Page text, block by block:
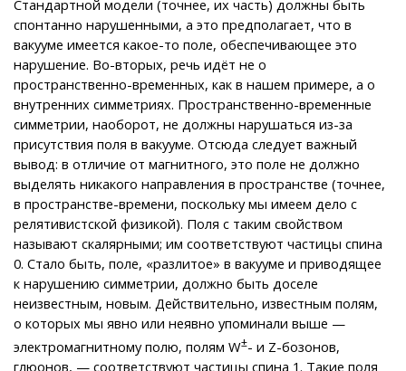
Стандартной модели (точнее, их часть) должны быть
спонтанно нарушенными, а это предполагает, что в
вакууме имеется какое-то поле, обеспечивающее это
нарушение. Во-вторых, речь идёт не о
пространственно-временных, как в нашем примере, а о
внутренних симметриях. Пространственно-временные
симметрии, наоборот, не должны нарушаться из-за
присутствия поля в вакууме. Отсюда следует важный
вывод: в отличие от магнитного, это поле не должно
выделять никакого направления в пространстве (точнее,
в пространстве-времени, поскольку мы имеем дело с
релятивистской физикой). Поля с таким свойством
называют скалярными; им соответствуют частицы спина
0. Стало быть, поле, «разлитое» в вакууме и приводящее
к нарушению симметрии, должно быть доселе
неизвестным, новым. Действительно, известным полям,
о которых мы явно или неявно упоминали выше —
электромагнитному полю, полям W±- и Z-бозонов,
глюонов, — соответствуют частицы спина 1. Такие поля